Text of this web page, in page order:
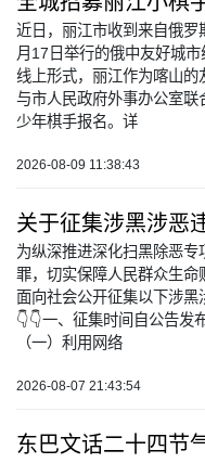
近日，丽江市收到来自俄
月17日举行的俄中友好城
线上形式，丽江作为喀山
与市人民政府外事办公室
少年棋手报名。详
2026-08-09 11:38:43
关于征集涉黑涉恶
为纵深推进深化扫黑除恶
罪，切实保障人民群众生
面向社会公开征集以下涉黑
👇👇一、征集时间自公告发
（一）利用网络
2026-08-07 21:43:54
东巴文话二十四节